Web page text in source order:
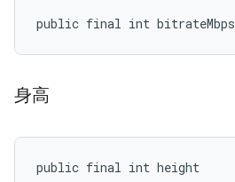
public final int bitrateMbps
身高
public final int height